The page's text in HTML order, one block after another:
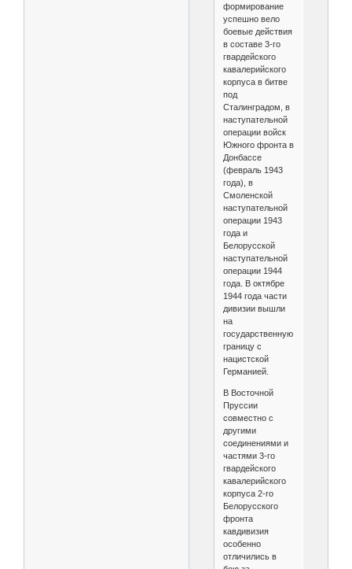
формирование
успешно вело
боевые действия
в составе 3-го
гвардейского
кавалерийского
корпуса в битве
под
Сталинградом, в
наступательной
операции войск
Южного фронта в
Донбассе
(февраль 1943
года), в
Смоленской
наступательной
операции 1943
года и
Белорусской
наступательной
операции 1944
года. В октябре
1944 года части
дивизии вышли
на
государственную
границу с
нацистской
Германией.
В Восточной
Пруссии
совместно с
другими
соединениями и
частями 3-го
гвардейского
кавалерийского
корпуса 2-го
Белорусского
фронта
кавдивизия
особенно
отличились в